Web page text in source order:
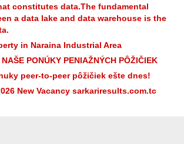
constitutes data.The fundamental
a data lake and data warehouse is the
in Naraina Industrial Area
PONÚKY PENIAŽNÝCH PÔŽIČIEK
peer-to-peer pôžičiek ešte dnes!
New Vacancy sarkariresults.com.tc